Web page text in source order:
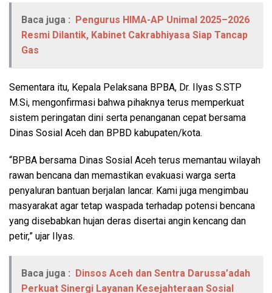
Baca juga : Pengurus HIMA-AP Unimal 2025–2026
Resmi Dilantik, Kabinet Cakrabhiyasa Siap Tancap
Gas
Sementara itu, Kepala Pelaksana BPBA, Dr. Ilyas S.STP
M.Si, mengonfirmasi bahwa pihaknya terus memperkuat
sistem peringatan dini serta penanganan cepat bersama
Dinas Sosial Aceh dan BPBD kabupaten/kota.
“BPBA bersama Dinas Sosial Aceh terus memantau wilayah
rawan bencana dan memastikan evakuasi warga serta
penyaluran bantuan berjalan lancar. Kami juga mengimbau
masyarakat agar tetap waspada terhadap potensi bencana
yang disebabkan hujan deras disertai angin kencang dan
petir,” ujar Ilyas.
Baca juga : Dinsos Aceh dan Sentra Darussa’adah
Perkuat Sinergi Layanan Kesejahteraan Sosial